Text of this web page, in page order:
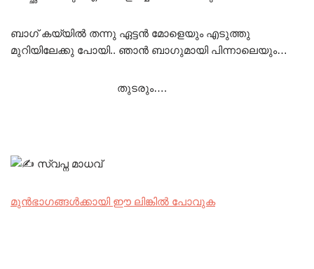
ബാഗ് കയ്യിൽ തന്നു ഏട്ടൻ മോളെയും എടുത്തു
മുറിയിലേക്കു പോയി.. ഞാൻ ബാഗുമായി പിന്നാലെയും…
തുടരും….
സ്വപ്ന മാധവ്
മുൻഭാഗങ്ങൾക്കായി ഈ ലിങ്കിൽ പോവുക